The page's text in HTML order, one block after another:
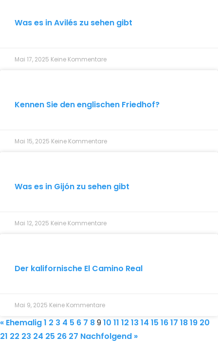
Was es in Avilés zu sehen gibt
Mai 17, 2025 Keine Kommentare
Kennen Sie den englischen Friedhof?
Mai 15, 2025 Keine Kommentare
Was es in Gijón zu sehen gibt
Mai 12, 2025 Keine Kommentare
Der kalifornische El Camino Real
Mai 9, 2025 Keine Kommentare
« Ehemalig1 2 3 4 5 6 7 8910 11 12 13 14 15 1617 1819 20
21 22 23 24 25 26 27 Nachfolgend »